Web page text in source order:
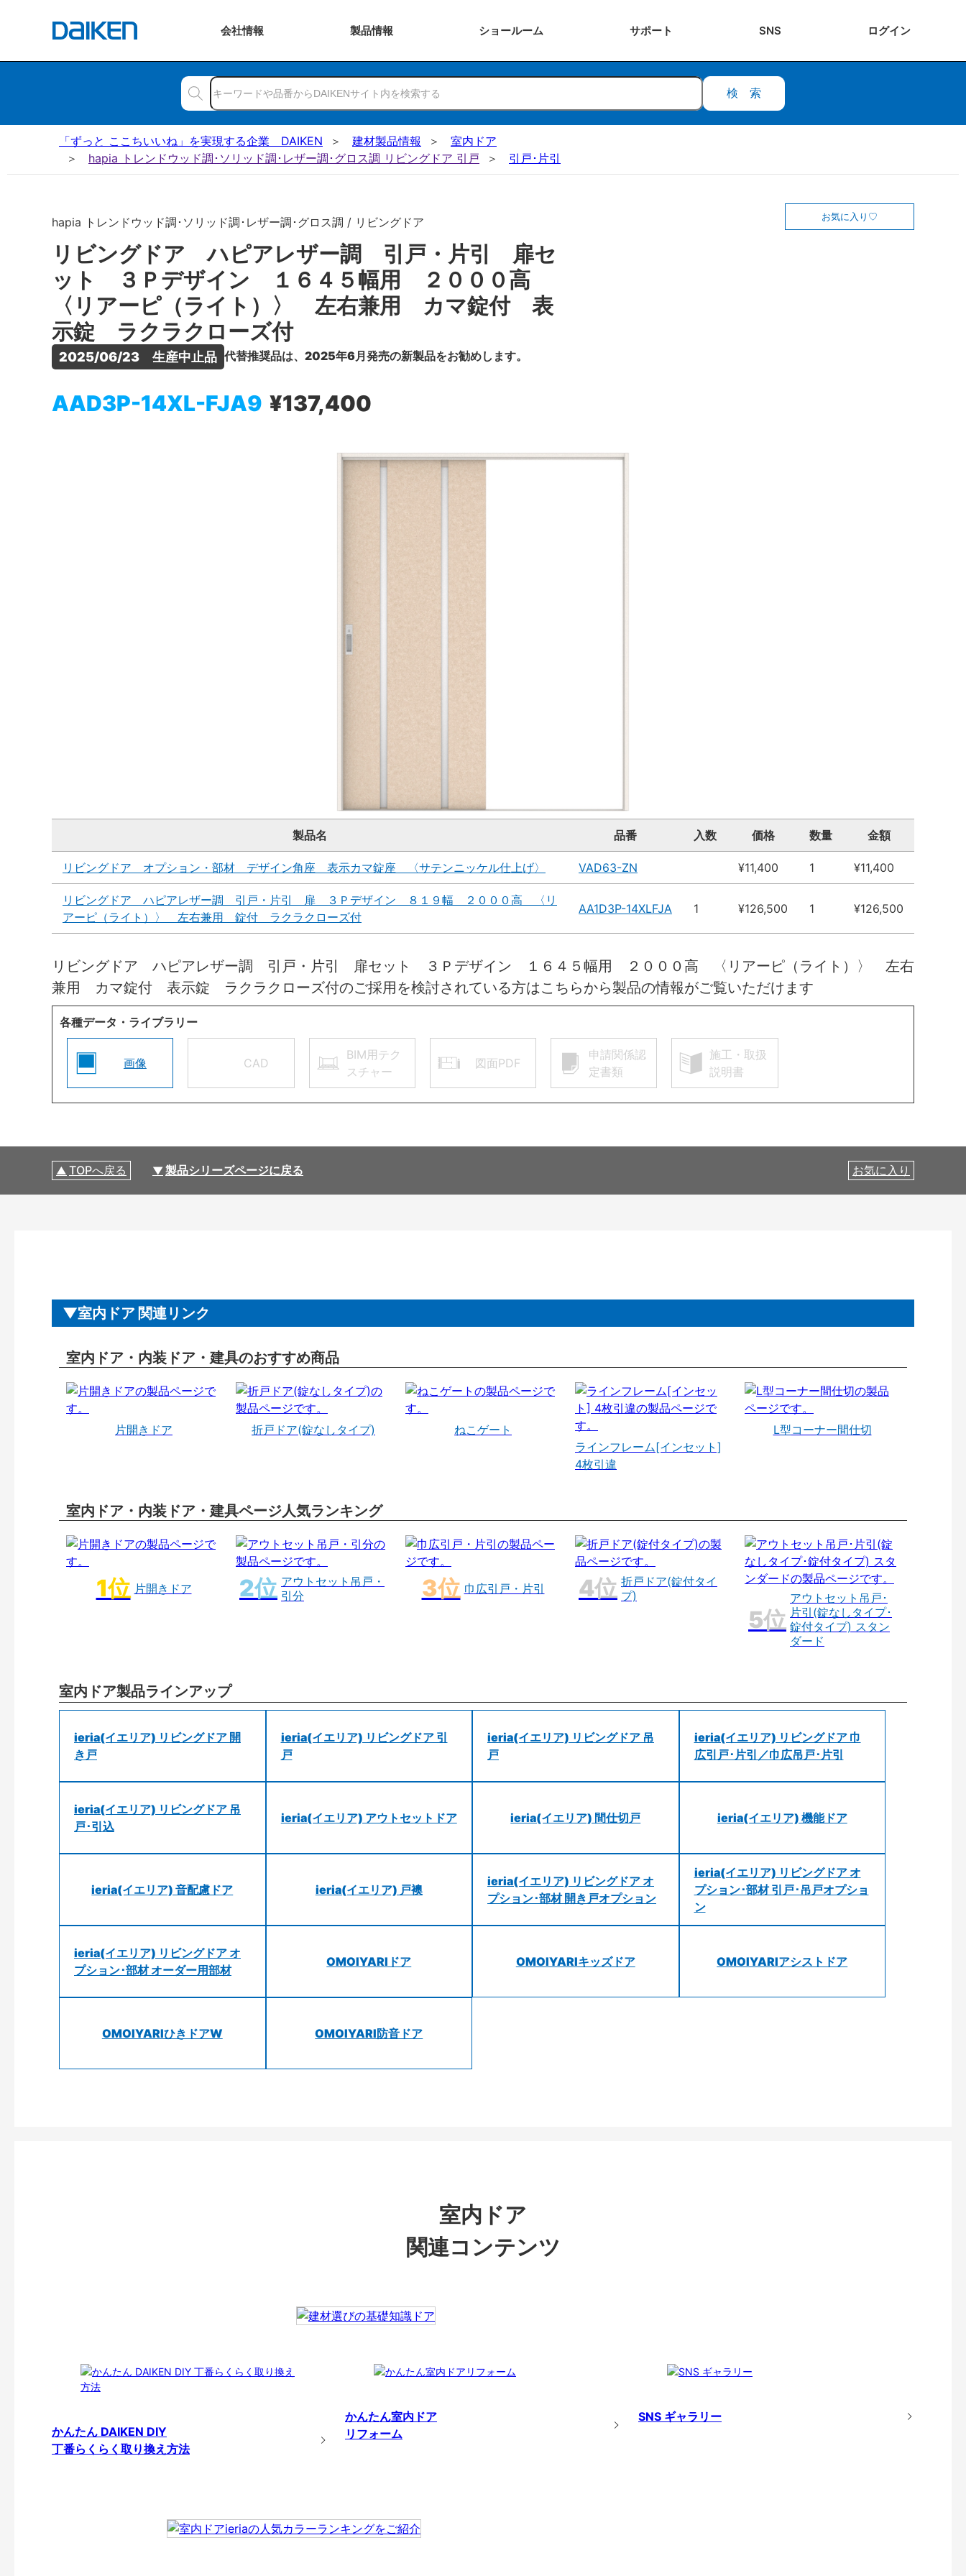
会社情報 製品情報 ショールーム サポート SNS ログイン
検索
「ずっと ここちいいね」を実現する企業 DAIKEN 建材製品情報
室内ドア
hapia トレンドウッド調･ソリッド調･レザー調･グロス調 リビングドア 引戸
引戸･片引
hapia トレンドウッド調･ソリッド調･レザー調･グロス調 / リビングドア
リビングドア ハピアレザー調 引戸・片引 扉セ
ット ３Ｐデザイン １６４５幅用 ２０００高
〈リアーピ（ライト）〉 左右兼用 カマ錠付 表
示錠 ラクラクローズ付
2025/06/23　生産中止品 代替推奨品は、2025年6月発売の新製品をお勧めします。
AAD3P-14XL-FJA9 ¥137,400
お気に入り
製品名 品番 入数 価格 数量 金額
リビングドア オプション・部材 デザイン角座 表示カマ錠座 〈サテンニッケル仕上げ〉 VAD63-ZN ¥11,400 1 ¥11,400
リビングドア ハピアレザー調 引戸・片引 扉 ３Ｐデザイン ８１９幅 ２０００高 〈リ
アーピ（ライト）〉 左右兼用 錠付 ラクラクローズ付
AA1D3P-14XLFJA 1 ¥126,500 1 ¥126,500
リビングドア ハピアレザー調 引戸・片引 扉セット ３Ｐデザイン １６４５幅用 ２０００高 〈リアーピ（ライト）〉 左右
兼用 カマ錠付 表示錠 ラクラクローズ付のご採用を検討されている方はこちらから製品の情報がご覧いただけます
各種データ・ライブラリー
画像 CAD
BIM用テク
スチャー
図面PDF
申請関係認
定書類
施工・取扱
説明書
TOPへ戻る 製品シリーズページに戻る お気に入り
室内ドア 関連リンク
室内ドア・内装ドア・建具のおすすめ商品
片開きドア 折戸ドア(錠なしタイプ)
ねこゲート
ラインフレーム[インセット]
4枚引違
L型コーナー間仕切
室内ドア・内装ドア・建具ページ人気ランキング
片開きドア
アウトセット吊戸・
引分
巾広引戸・片引
折戸ドア(錠付タイ
プ)
アウトセット吊戸･
片引(錠なしタイプ･
錠付タイプ) スタン
ダード
室内ドア製品ラインアップ
ieria(イエリア) リビングドア 開
き戸
ieria(イエリア) リビングドア 引
戸
ieria(イエリア) リビングドア 吊
戸
ieria(イエリア) リビングドア 巾
広引戸･片引／巾広吊戸･片引
ieria(イエリア) リビングドア 吊
戸･引込
ieria(イエリア) アウトセットドア ieria(イエリア) 間仕切戸 ieria(イエリア) 機能ドア
ieria(イエリア) 音配慮ドア ieria(イエリア) 戸襖
ieria(イエリア) リビングドア オ
プション･部材 開き戸オプション
ieria(イエリア) リビングドア オ
プション･部材 引戸･吊戸オプショ
ン
ieria(イエリア) リビングドア オ
プション･部材 オーダー用部材
OMOIYARIドア OMOIYARIキッズドア OMOIYARIアシストドア
OMOIYARIひきドアW OMOIYARI防音ドア
室内ドア
関連コンテンツ
かんたん DAIKEN DIY
丁番らくらく取り換え方法
かんたん室内ドア
リフォーム
SNS ギャラリー